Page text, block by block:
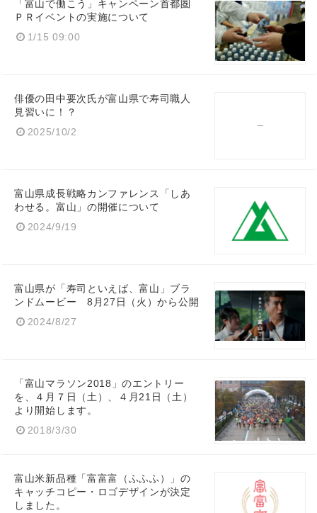
「富山で働こう」キャンペーン首都圏
ＰＲイベントの実施について
1/15 09:00
俳優の田中要次氏が富山県で寿司職人
見習いに！？
2025/10/2
富山県成長戦略カンファレンス「しあ
わせる。富山」の開催について
2024/9/19
富山県が「寿司といえば、富山」ブラ
ンドムービー 8月27日（火）から公開
2024/8/27
「富山マラソン2018」のエントリー
を、４月７日（土）、４月21日（土）
より開始します。
2018/3/30
富山米新品種「富富富（ふふふ）」の
キャッチコピー・ロゴデザインが決定
しました。